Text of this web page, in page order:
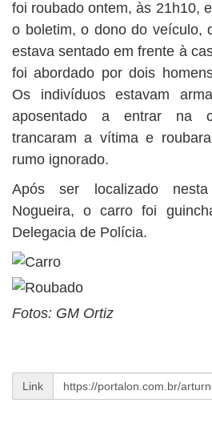
foi roubado ontem, às 21h10,
o boletim, o dono do veículo,
estava sentado em frente à
foi abordado por dois
Os indivíduos estavam
aposentado a entrar na
trancaram a vítima e
rumo ignorado.
Após ser localizado
Nogueira, o carro foi
Delegacia de Polícia.
Fotos: GM Ortiz
Link